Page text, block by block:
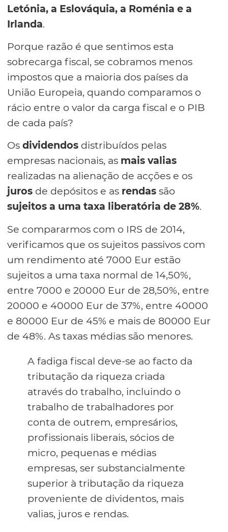
Letónia, a Eslováquia, a Roménia e a
Irlanda.
Porque razão é que sentimos esta
sobrecarga fiscal, se cobramos menos
impostos que a maioria dos países da
União Europeia, quando comparamos o
rácio entre o valor da carga fiscal e o PIB
de cada país?
Os dividendos distribuídos pelas
empresas nacionais, as mais valias
realizadas na alienação de acções e os
juros de depósitos e as rendas são
sujeitos a uma taxa liberatória de 28%.
Se compararmos com o IRS de 2014,
verificamos que os sujeitos passivos com
um rendimento até 7000 Eur estão
sujeitos a uma taxa normal de 14,50%,
entre 7000 e 20000 Eur de 28,50%, entre
20000 e 40000 Eur de 37%, entre 40000
e 80000 Eur de 45% e mais de 80000 Eur
de 48%. As taxas médias são menores.
A fadiga fiscal deve-se ao facto da
tributação da riqueza criada
através do trabalho, incluindo o
trabalho de trabalhadores por
conta de outrem, empresários,
profissionais liberais, sócios de
micro, pequenas e médias
empresas, ser substancialmente
superior à tributação da riqueza
proveniente de dividentos, mais
valias, juros e rendas.